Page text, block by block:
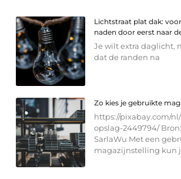
Lichtstraat plat dak:
naden door eerst naar
Je wilt extra daglicht,
dat de randen na
Zo kies je gebruikte
https://pixabay.com/
opslag-2449794/
SarlaWu Met een
magazijnstelling kun